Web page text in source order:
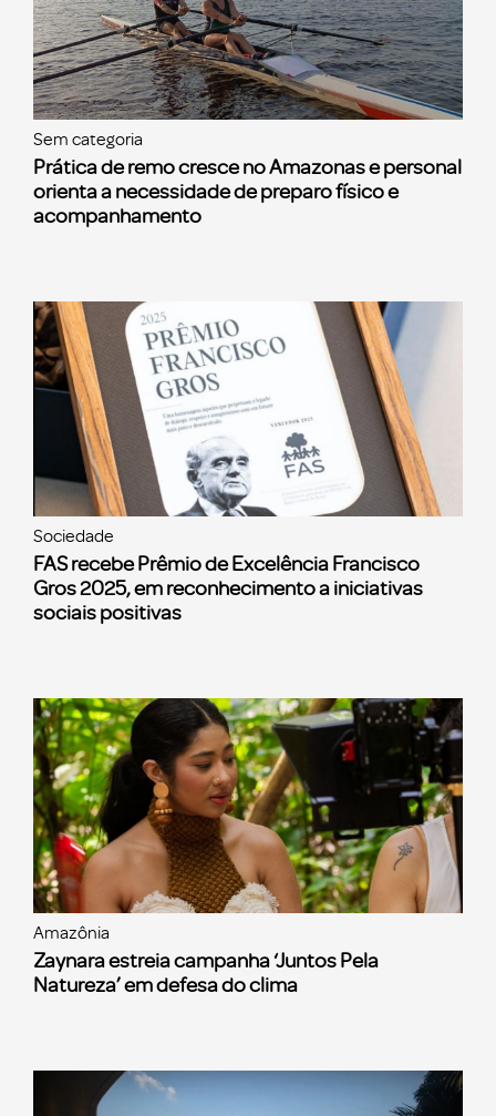
Sem categoria
Prática de remo cresce no Amazonas e personal
orienta a necessidade de preparo físico e
acompanhamento
Sociedade
FAS recebe Prêmio de Excelência Francisco
Gros 2025, em reconhecimento a iniciativas
sociais positivas
Amazônia
Zaynara estreia campanha ‘Juntos Pela
Natureza’ em defesa do clima